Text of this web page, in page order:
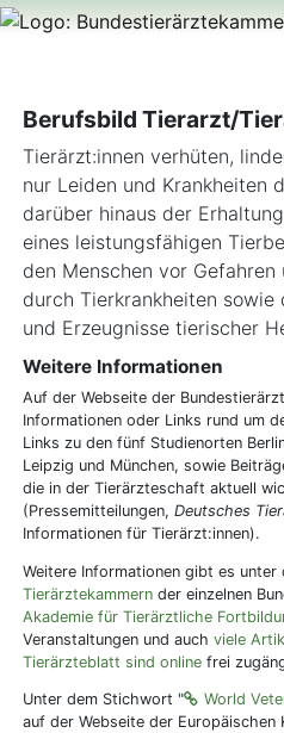
Berufsbild Tierarzt/
Tierärzt:innen verhüten,
nur Leiden und Krankheiten
darüber hinaus der
eines leistungsfähigen
den Menschen vor Gefahren
durch Tierkrankheiten
und Erzeugnisse tierischer
Weitere Informationen
Auf der Webseite der
Informationen oder Links rund um
Links zu den fünf Studienorten
Leipzig und München, sowie
die in der Tierärzteschaft aktuell
(Pressemitteilungen,Deutsches
Informationen für Tierärzt:innen).
Weitere Informationen gibt es unter
Tierärztekammern der einzelnen
Akademie für Tierärztliche
Veranstaltungen und auchviele
Tierärzteblatt sind online frei
Unter dem Stichwort " World
auf der Webseite der Europäischen